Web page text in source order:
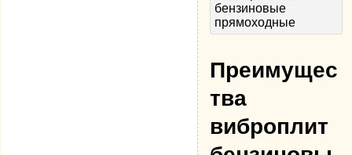
Преимущес
тва
виброплит